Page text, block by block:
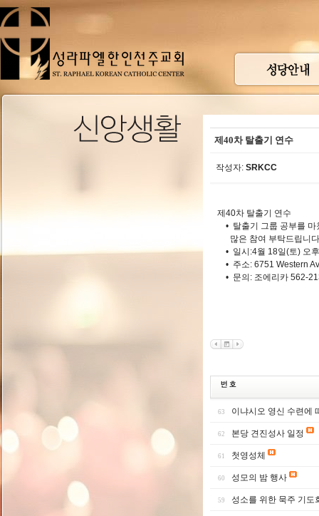
제40차 탈출기 연수
작성자: SRKCC
제40차 탈출기 연수
• 탈출기 그룹 공부를 마
많은 참여 부탁드립니
• 일시:4월 18일(토) 오
• 주소: 6751 Western
• 문의: 조에리카 562-
63 이냐시오 영신 수련에
62 본당 견진성사 일정
61 첫영성체
60 성모의 밤 행사
59 성소를 위한 묵주 기도